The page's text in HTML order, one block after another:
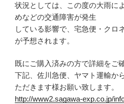
状況としては、この度の大雨に
めなどの交通障害が発生
している影響で、宅急便・クロ
が予想されます。
既にご購入済みの方で詳細をご
下記、佐川急便、ヤマト運輸か
ただきます様お願い致します。
http://www2.sagawa-exp.co.jp/